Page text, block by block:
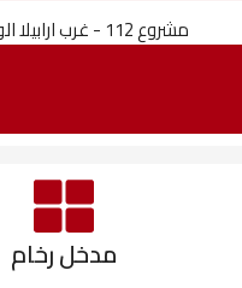
مدخل رخام